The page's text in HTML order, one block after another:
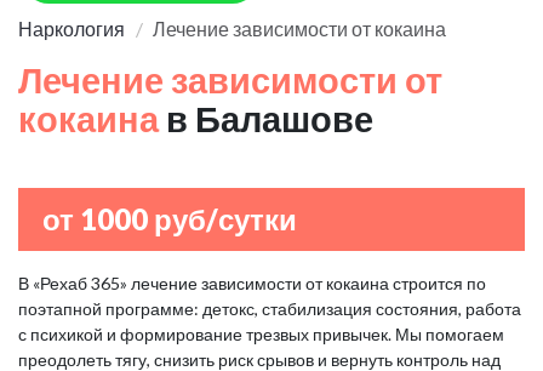
Наркология Лечение зависимости от кокаина
Лечение зависимости от
кокаина в Балашове
от 1000 руб/сутки
В «Рехаб 365» лечение зависимости от кокаина строится по
поэтапной программе: детокс, стабилизация состояния, работа
с психикой и формирование трезвых привычек. Мы помогаем
преодолеть тягу, снизить риск срывов и вернуть контроль над